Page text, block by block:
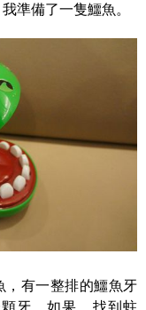
準備了一隻鱷魚。
，有一整排的鱷魚牙